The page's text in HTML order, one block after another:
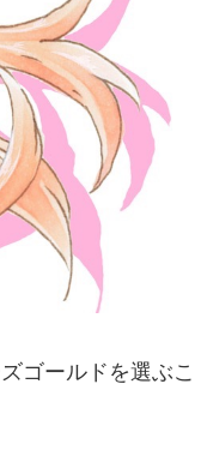
ゴールドを選ぶこ